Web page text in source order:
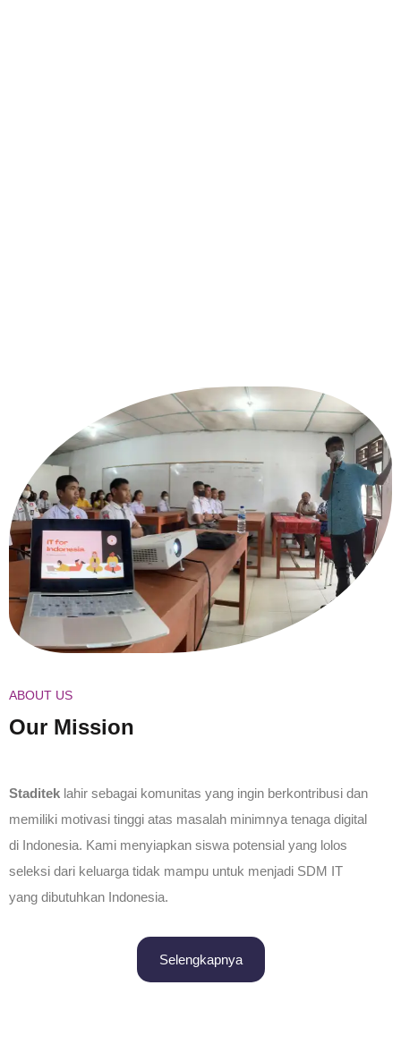
ABOUT US
Our Mission
Staditek lahir sebagai komunitas yang ingin berkontribusi dan
memiliki motivasi tinggi atas masalah minimnya tenaga digital
di Indonesia. Kami menyiapkan siswa potensial yang lolos
seleksi dari keluarga tidak mampu untuk menjadi SDM IT
yang dibutuhkan Indonesia.
Selengkapnya